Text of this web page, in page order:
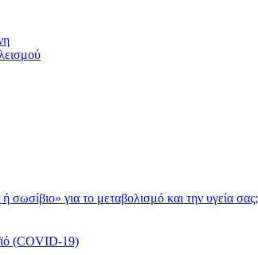
σωσίβιο» για το μεταβολισμό και την υγεία σας;
(COVID-19)